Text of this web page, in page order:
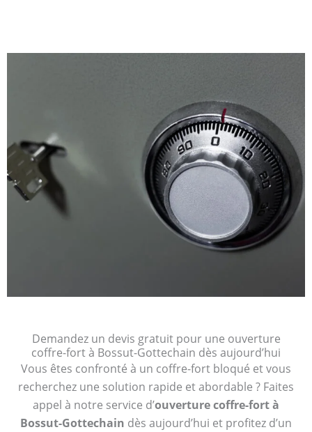
Demandez un devis gratuit pour une ouverture
coffre-fort à Bossut-Gottechain dès aujourd’hui
Vous êtes confronté à un coffre-fort bloqué et vous
recherchez une solution rapide et abordable ? Faites
appel à notre service d’ouverture coffre-fort à
Bossut-Gottechain dès aujourd’hui et profitez d’un